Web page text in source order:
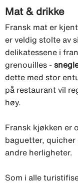
Mat & drikke
Fransk mat er
er veldig stolte av
delikatessene i
grenouilles -
dette med stor
på restaurant vil
høy.
Fransk kjøkken er
baguetter, quicher
andre herligheter.
Som i alle